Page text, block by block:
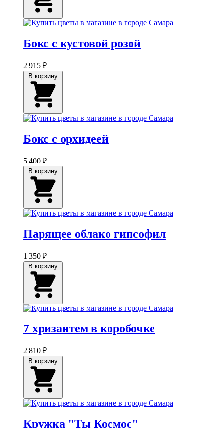
Бокс с кустовой розой
2 915 ₽
Бокс с орхидеей
5 400 ₽
Парящее облако гипсофил
1 350 ₽
7 хризантем в коробочке
2 810 ₽
Кружка "Ты Космос"